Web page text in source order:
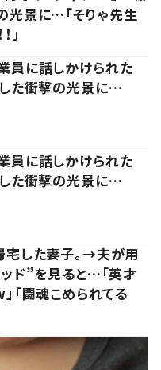
光景に…「そりゃ先生
」
に話しかけられた
た衝撃の光景に…
に話しかけられた
た衝撃の光景に…
宅した妻子。→夫が用
ド”を見ると…「英才
「闘魂こめられてる